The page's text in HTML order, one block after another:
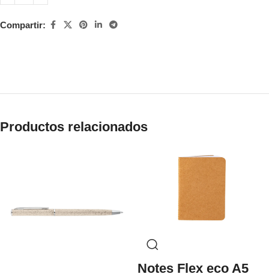
Compartir:
Productos relacionados
Notes Flex eco A5